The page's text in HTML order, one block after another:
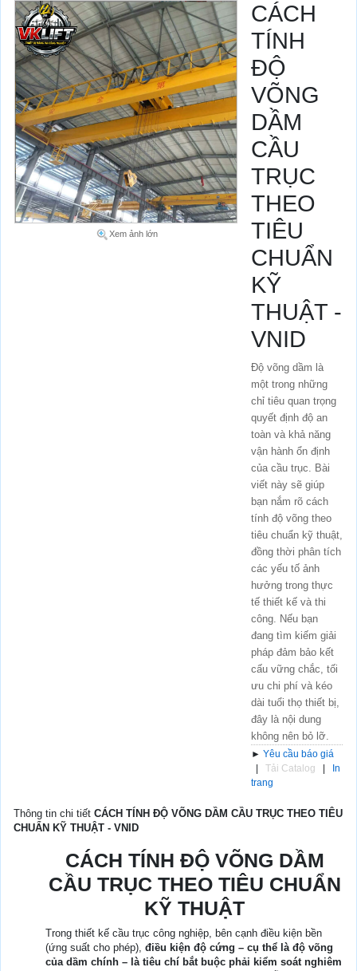
Xem ảnh lớn
CÁCH
TÍNH
ĐỘ
VÕNG
DẦM
CẦU
TRỤC
THEO
TIÊU
CHUẨN
KỸ
THUẬT -
VNID
Độ võng dầm là
một trong những
chỉ tiêu quan trọng
quyết định độ an
toàn và khả năng
vận hành ổn định
của cầu trục. Bài
viết này sẽ giúp
bạn nắm rõ cách
tính độ võng theo
tiêu chuẩn kỹ thuật,
đồng thời phân tích
các yếu tố ảnh
hưởng trong thực
tế thiết kế và thi
công. Nếu bạn
đang tìm kiếm giải
pháp đảm bảo kết
cấu vững chắc, tối
ưu chi phí và kéo
dài tuổi thọ thiết bị,
đây là nội dung
không nên bỏ lỡ.
► Yêu cầu báo giá
Tải Catalog
In
trang
Thông tin chi tiết CÁCH TÍNH ĐỘ VÕNG DẦM CẦU TRỤC THEO TIÊU
CHUẨN KỸ THUẬT - VNID
CÁCH TÍNH ĐỘ VÕNG DẦM
CẦU TRỤC THEO TIÊU CHUẨN
KỸ THUẬT
Trong thiết kế cầu trục công nghiệp, bên cạnh điều kiện bền
(ứng suất cho phép), điều kiện độ cứng – cụ thể là độ võng
của dầm chính – là tiêu chí bắt buộc phải kiểm soát nghiêm